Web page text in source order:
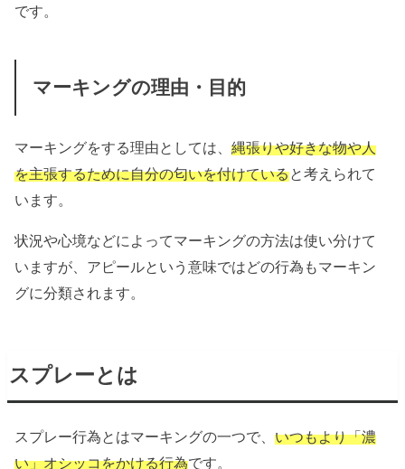
です。
マーキングの理由・目的
マーキングをする理由としては、縄張りや好きな物や人
を主張するために自分の匂いを付けていると考えられて
います。
状況や心境などによってマーキングの方法は使い分けて
いますが、アピールという意味ではどの行為もマーキン
グに分類されます。
スプレーとは
スプレー行為とはマーキングの一つで、いつもより「濃
い」オシッコをかける行為です。